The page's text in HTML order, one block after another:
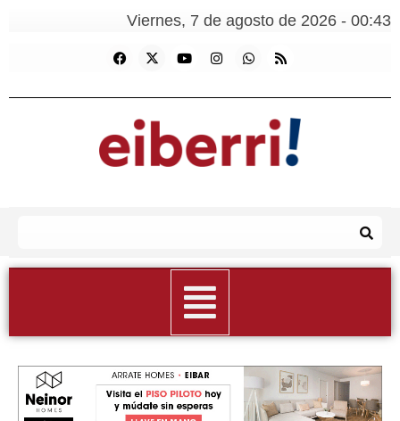
Viernes, 7 de agosto de 2026 - 00:43